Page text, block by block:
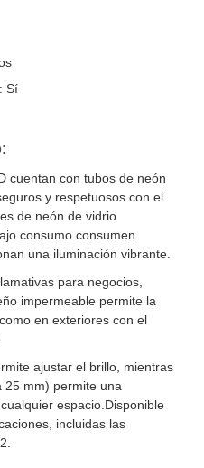
Sí
cuentan con tubos de neón
y respetuosos con el
de neón de vidrio
consumo consumen
una iluminación vibrante.
para negocios,
impermeable permite la
en exteriores con el
ajustar el brillo, mientras
25 mm) permite una
espacio.Disponible
incluidas las